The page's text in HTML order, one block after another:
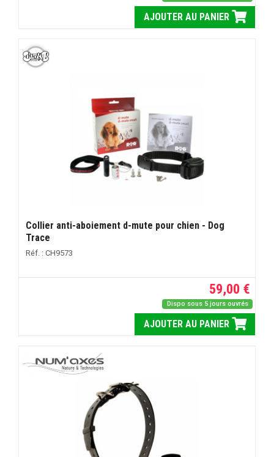
AJOUTER AU PANIER
Collier anti-aboiement d-mute pour chien - Dog
Trace
Réf. : CH9573
59,00 €
Dispo sous 5 jours ouvrés
AJOUTER AU PANIER